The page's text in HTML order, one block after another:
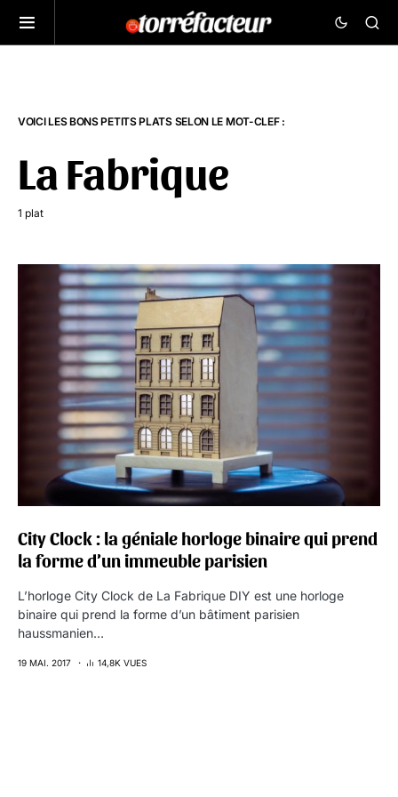
VOICI LES BONS PETITS PLATS SELON LE MOT-CLEF :
La Fabrique
1 plat
City Clock : la géniale horloge binaire qui prend
la forme d’un immeuble parisien
L’horloge City Clock de La Fabrique DIY est une horloge
binaire qui prend la forme d’un bâtiment parisien
haussmanien…
19 MAI. 2017 14,8K VUES